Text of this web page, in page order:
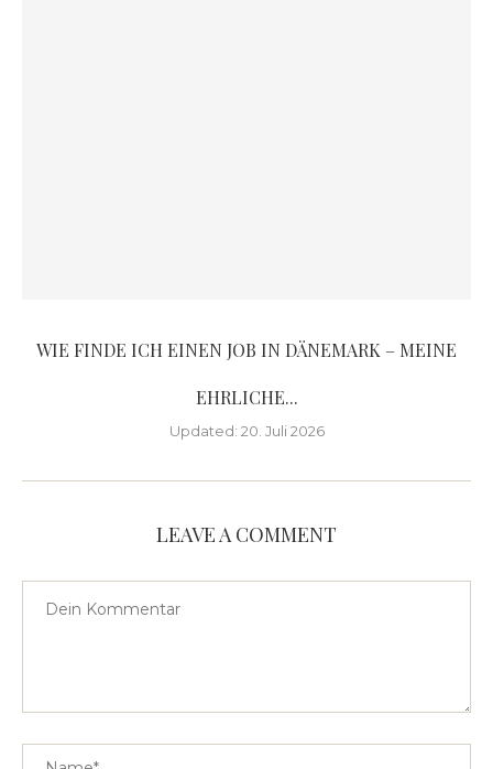
WIE FINDE ICH EINEN JOB IN DÄNEMARK – MEINE
EHRLICHE...
Updated: 20. Juli 2026
LEAVE A COMMENT